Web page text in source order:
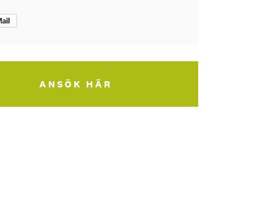
ANSÖK HÄR